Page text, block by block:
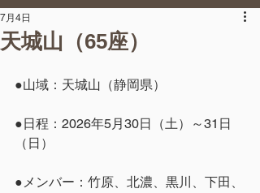
天城山（65座）
7月4日
●山域：天城山（静岡県）
●日程：2026年5月30日（土）～31日
（日）
●メンバー：竹原、北濃、黒川、下田、